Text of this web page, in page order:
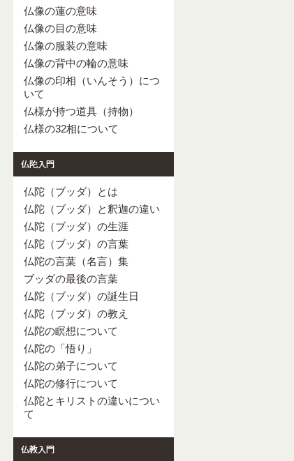
仏像の蓮の意味
仏像の目の意味
仏像の服装の意味
仏像の背中の輪の意味
仏像の印相（いんそう）につ
いて
仏様が持つ道具（持物）
仏様の32相について
仏陀（ブッダ）とは
仏陀（ブッダ）と釈迦の違い
仏陀（ブッダ）の生涯
仏陀（ブッダ）の言葉
仏陀の言葉（名言）集
ブッダの最後の言葉
仏陀（ブッダ）の誕生日
仏陀（ブッダ）の教え
仏陀の瞑想について
仏陀の「悟り」
仏陀の弟子について
仏陀の修行について
仏陀とキリストの違いについ
て